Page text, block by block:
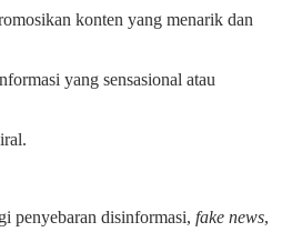
konten yang menarik dan
yang sensasional atau
penyebaran disinformasi, fake news,